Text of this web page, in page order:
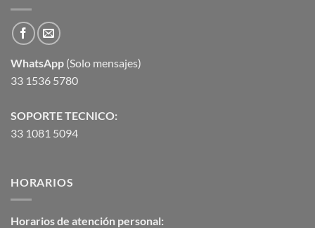
WhatsApp (Solo mensajes)
33 1536 5780
SOPORTE TECNICO:
33 1081 5094
HORARIOS
Horarios de atención personal: